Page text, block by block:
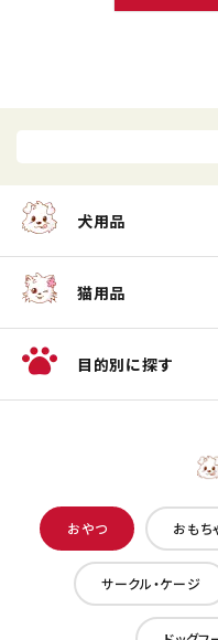
犬用品
猫用品
目的別に探す
おやつ おもち
サークル・ケージ